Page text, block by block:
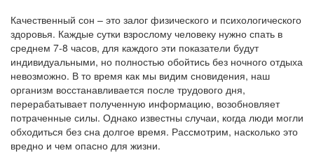
Качественный сон – это залог физического и психологического
здоровья. Каждые сутки взрослому человеку нужно спать в
среднем 7-8 часов, для каждого эти показатели будут
индивидуальными, но полностью обойтись без ночного отдыха
невозможно. В то время как мы видим сновидения, наш
организм восстанавливается после трудового дня,
перерабатывает полученную информацию, возобновляет
потраченные силы. Однако известны случаи, когда люди могли
обходиться без сна долгое время. Рассмотрим, насколько это
вредно и чем опасно для жизни.